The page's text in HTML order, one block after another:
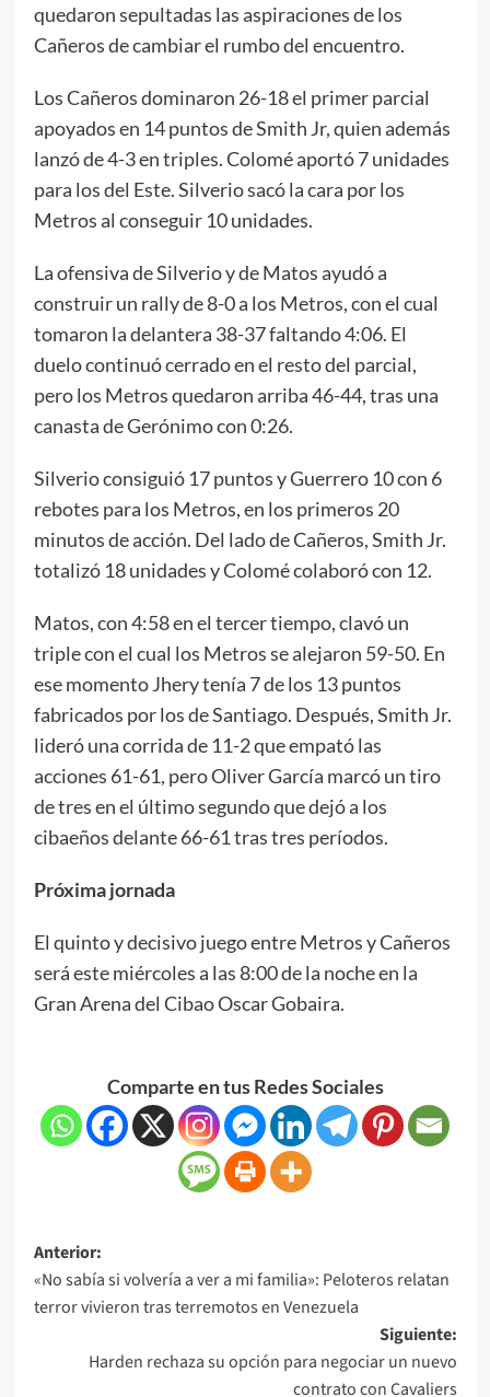
quedaron sepultadas las aspiraciones de los
Cañeros de cambiar el rumbo del encuentro.
Los Cañeros dominaron 26-18 el primer parcial
apoyados en 14 puntos de Smith Jr, quien además
lanzó de 4-3 en triples. Colomé aportó 7 unidades
para los del Este. Silverio sacó la cara por los
Metros al conseguir 10 unidades.
La ofensiva de Silverio y de Matos ayudó a
construir un rally de 8-0 a los Metros, con el cual
tomaron la delantera 38-37 faltando 4:06. El
duelo continuó cerrado en el resto del parcial,
pero los Metros quedaron arriba 46-44, tras una
canasta de Gerónimo con 0:26.
Silverio consiguió 17 puntos y Guerrero 10 con 6
rebotes para los Metros, en los primeros 20
minutos de acción. Del lado de Cañeros, Smith Jr.
totalizó 18 unidades y Colomé colaboró con 12.
Matos, con 4:58 en el tercer tiempo, clavó un
triple con el cual los Metros se alejaron 59-50. En
ese momento Jhery tenía 7 de los 13 puntos
fabricados por los de Santiago. Después, Smith Jr.
lideró una corrida de 11-2 que empató las
acciones 61-61, pero Oliver García marcó un tiro
de tres en el último segundo que dejó a los
cibaeños delante 66-61 tras tres períodos.
Próxima jornada
El quinto y decisivo juego entre Metros y Cañeros
será este miércoles a las 8:00 de la noche en la
Gran Arena del Cibao Oscar Gobaira.
Comparte en tus Redes Sociales
Anterior:
«No sabía si volvería a ver a mi familia»: Peloteros relatan
terror vivieron tras terremotos en Venezuela
Siguiente:
Harden rechaza su opción para negociar un nuevo
contrato con Cavaliers